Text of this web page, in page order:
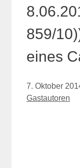
859/
eines
7. Oktober
Gastautoren